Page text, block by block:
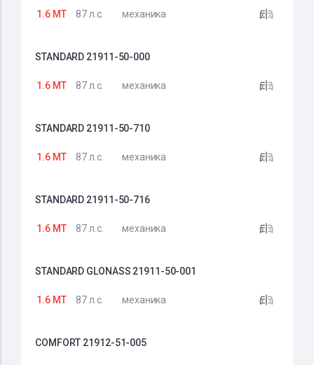
1.6 MT 87 л.с. механика
STANDARD 21911-50-000
1.6 MT 87 л.с. механика
STANDARD 21911-50-710
1.6 MT 87 л.с. механика
STANDARD 21911-50-716
1.6 MT 87 л.с. механика
STANDARD GLONASS 21911-50-001
1.6 MT 87 л.с. механика
COMFORT 21912-51-005